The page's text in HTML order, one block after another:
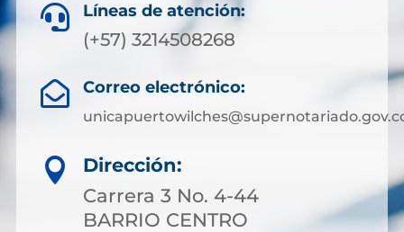
 Líneas de atención:
(+57) 3214508268
 Correo electrónico:

Dirección:
Carrera 3 No. 4-44
BARRIO CENTRO